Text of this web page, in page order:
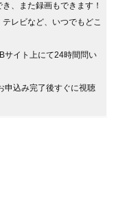
、また録画もできます！
レビなど、いつでもどこ
サイト上にて24時間問い
申込み完了後すぐに視聴